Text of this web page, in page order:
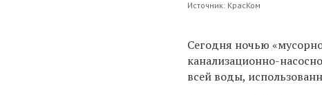
Источник: КрасКом
Сегодня ночью
канализационно-
всей воды,